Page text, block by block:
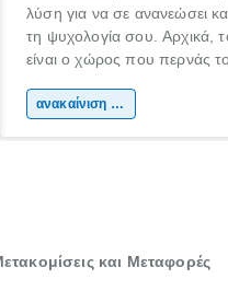
λύση για να σε ανανεώσει
τη ψυχολογία σου. Αρχικά,
είναι ο χώρος που περνάς
Επομένως, θα πρέπει να
ανακαίνιση σπιτιού
και Μεταφορές